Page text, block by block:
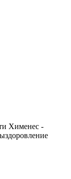
Хименес -